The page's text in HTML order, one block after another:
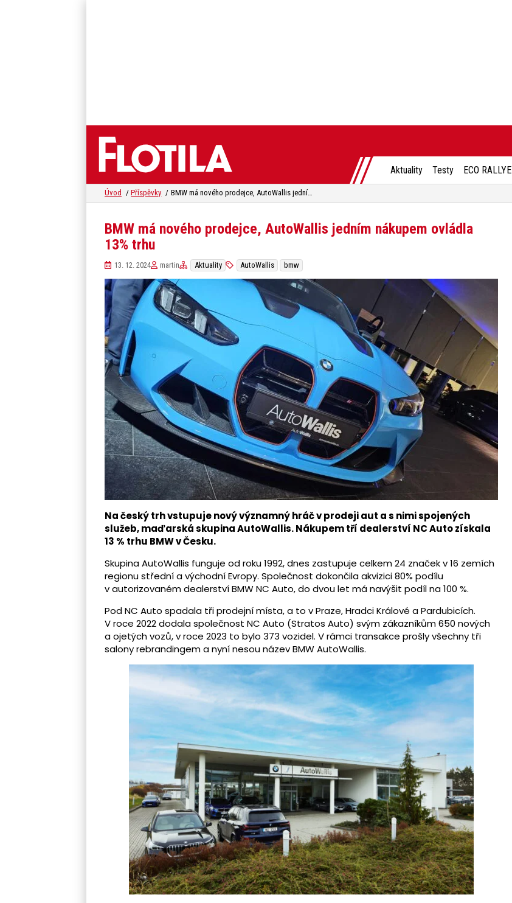
Aktuality Testy ECO RALLYE
Úvod Příspěvky BMW má nového prodejce, AutoWallis jedním nákupem ovládla 13% trhu
BMW má nového prodejce, AutoWallis jedním nákupem ovládla
13% trhu
13. 12. 2024 martin Aktuality AutoWallis bmw
Na český trh vstupuje nový významný hráč v prodeji aut a s nimi spojených
služeb, maďarská skupina AutoWallis. Nákupem tří dealerství NC Auto získala
13 % trhu BMW v Česku.
Skupina AutoWallis funguje od roku 1992, dnes zastupuje celkem 24 značek v 16 zemích
regionu střední a východní Evropy. Společnost dokončila akvizici 80% podílu
v autorizovaném dealerství BMW NC Auto, do dvou let má navýšit podíl na 100 %.
Pod NC Auto spadala tři prodejní místa, a to v Praze, Hradci Králové a Pardubicích.
V roce 2022 dodala společnost NC Auto (Stratos Auto) svým zákazníkům 650 nových
a ojetých vozů, v roce 2023 to bylo 373 vozidel. V rámci transakce prošly všechny tři
salony rebrandingem a nyní nesou název BMW AutoWallis.